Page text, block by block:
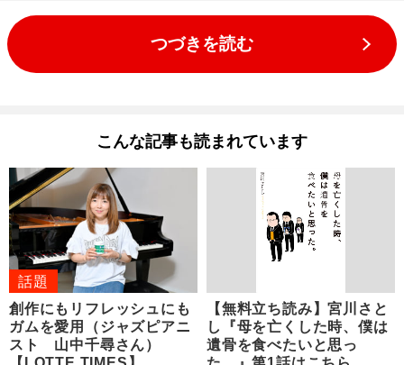
つづきを読む
こんな記事も読まれています
話題
創作にもリフレッシュにも
ガムを愛用（ジャズピアニ
スト 山中千尋さん）
【無料立ち読み】宮川さと
し『母を亡くした時、僕は
遺骨を食べたいと思っ